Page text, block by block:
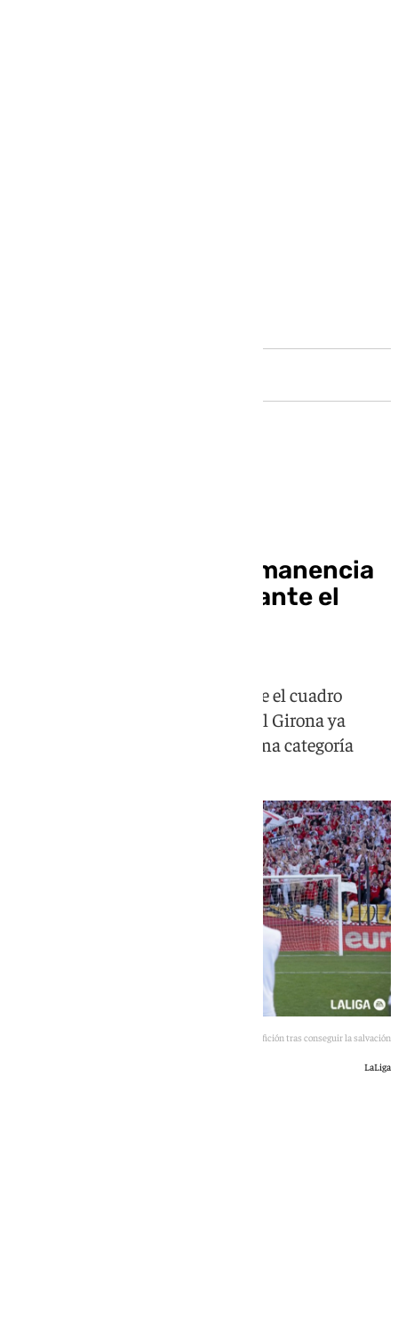
El Sevilla sella su permanencia
a pesar de la derrota ante el
Los hispalenses perdieron 0-1 ante el cuadro
blanco, pero debido a la derrota del Girona ya
certifican la salvación en la máxima categoría
Jugadores del Sevilla dan gracias a la afición tras conseguir la salvación
LaLiga